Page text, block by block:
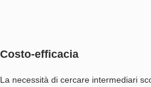
Costo-efficacia
La necessità di cercare intermediari